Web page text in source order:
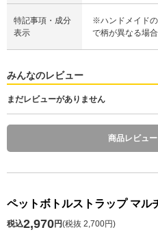
特記事項・成分
表示
※ハンドメイド
で柄が異なる場
みんなのレビュー
まだレビューがありません
商品レビュ
ペットボトルストラップ マル
税込2,970円(税抜 2,700円)